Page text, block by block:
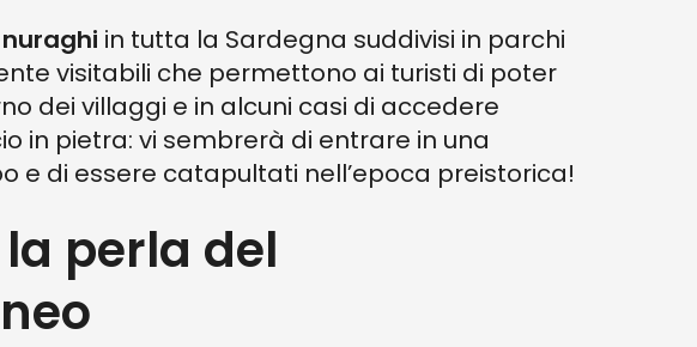
in tutta la Sardegna suddivisi in parchi
visitabili che permettono ai turisti di poter
dei villaggi e in alcuni casi di accedere
in pietra: vi sembrerà di entrare in una
e di essere catapultati nell’epoca preistorica!
perla del